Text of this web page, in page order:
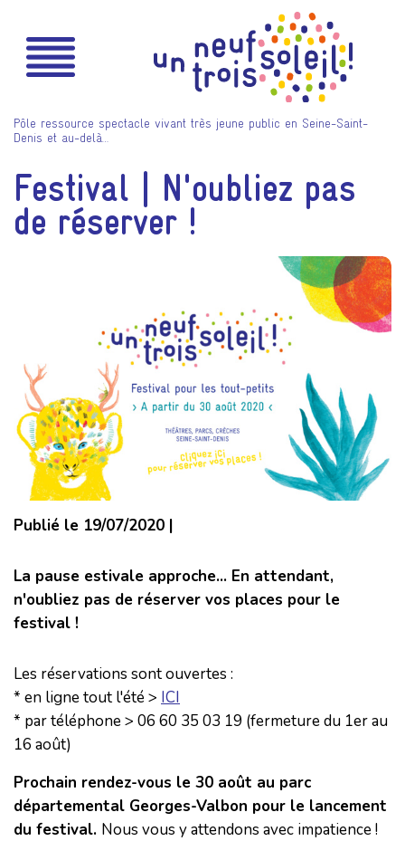
Pôle ressource spectacle vivant très jeune public en Seine-Saint-
Denis et au-delà…
Festival | N'oubliez pas
de réserver !
Publié le 19/07/2020 |
La pause estivale approche... En attendant,
n'oubliez pas de réserver vos places pour le
festival !
Les réservations sont ouvertes :
* en ligne tout l'été > ICI
* par téléphone > 06 60 35 03 19 (fermeture du 1er au
16 août)
Prochain rendez-vous le 30 août au parc
départemental Georges-Valbon pour le lancement
du festival. Nous vous y attendons avec impatience !